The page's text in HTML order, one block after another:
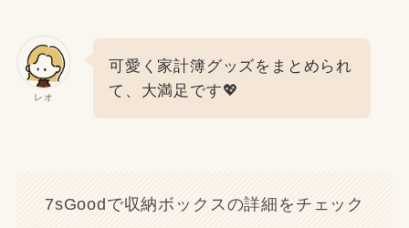
レオ
可愛く家計簿グッズをまとめられ
て、大満足です💖
7sGoodで収納ボックスの詳細をチェック